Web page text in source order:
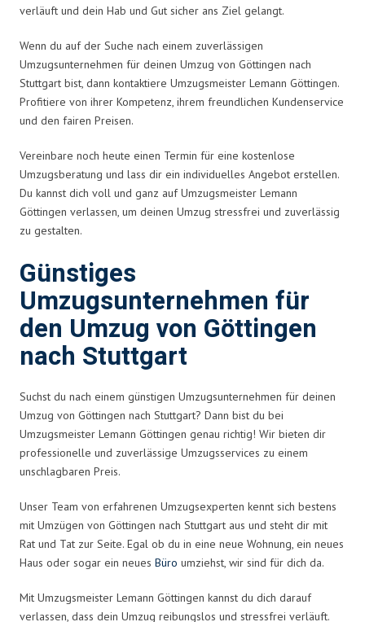
verläuft und dein Hab und Gut sicher ans Ziel gelangt.
Wenn du auf der Suche nach einem zuverlässigen
Umzugsunternehmen für deinen Umzug von Göttingen nach
Stuttgart bist, dann kontaktiere Umzugsmeister Lemann Göttingen.
Profitiere von ihrer Kompetenz, ihrem freundlichen Kundenservice
und den fairen Preisen.
Vereinbare noch heute einen Termin für eine kostenlose
Umzugsberatung und lass dir ein individuelles Angebot erstellen.
Du kannst dich voll und ganz auf Umzugsmeister Lemann
Göttingen verlassen, um deinen Umzug stressfrei und zuverlässig
zu gestalten.
Günstiges
Umzugsunternehmen für
den Umzug von Göttingen
nach Stuttgart
Suchst du nach einem günstigen Umzugsunternehmen für deinen
Umzug von Göttingen nach Stuttgart? Dann bist du bei
Umzugsmeister Lemann Göttingen genau richtig! Wir bieten dir
professionelle und zuverlässige Umzugsservices zu einem
unschlagbaren Preis.
Unser Team von erfahrenen Umzugsexperten kennt sich bestens
mit Umzügen von Göttingen nach Stuttgart aus und steht dir mit
Rat und Tat zur Seite. Egal ob du in eine neue Wohnung, ein neues
Haus oder sogar ein neues Büro umziehst, wir sind für dich da.
Mit Umzugsmeister Lemann Göttingen kannst du dich darauf
verlassen, dass dein Umzug reibungslos und stressfrei verläuft.